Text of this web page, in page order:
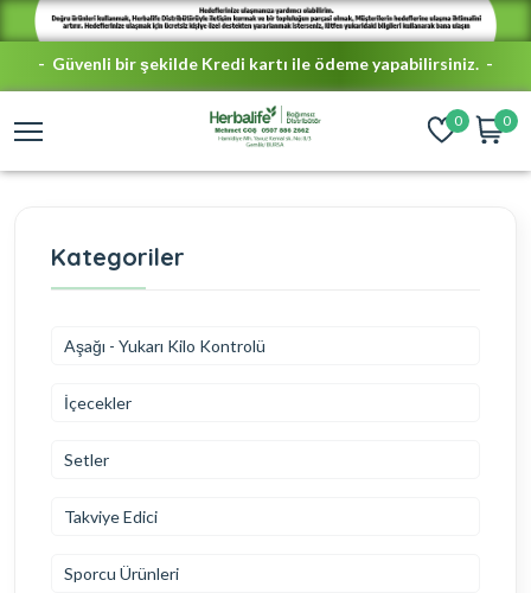
- Güvenli bir şekilde Kredi kartı ile ödeme yapabilirsiniz. -
0 0
Kategoriler
Aşağı - Yukarı Kilo Kontrolü
İçecekler
Setler
Takviye Edici
Sporcu Ürünleri